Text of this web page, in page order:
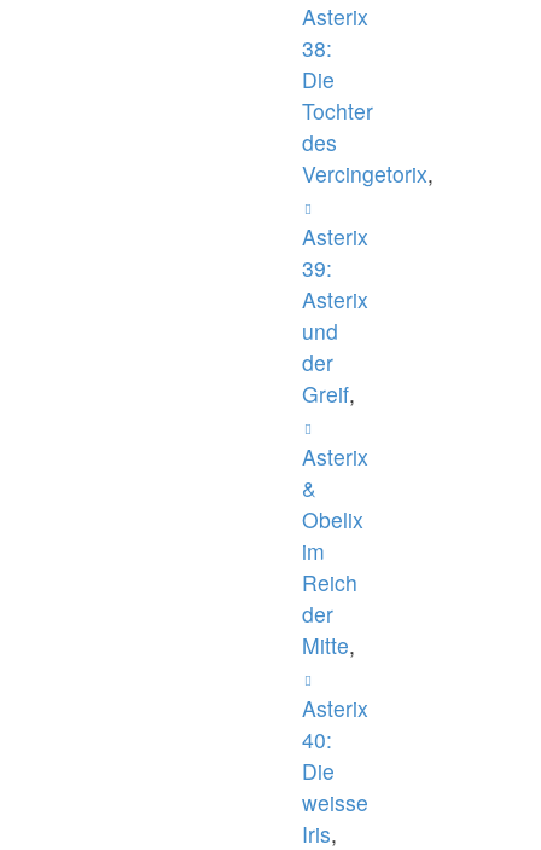
Asterix
38:
Die
Tochter
des
Vercingetorix,
Asterix
39:
Asterix
und
der
Greif,
Asterix
&
Obelix
im
Reich
der
Mitte,
Asterix
40:
Die
weisse
Iris,